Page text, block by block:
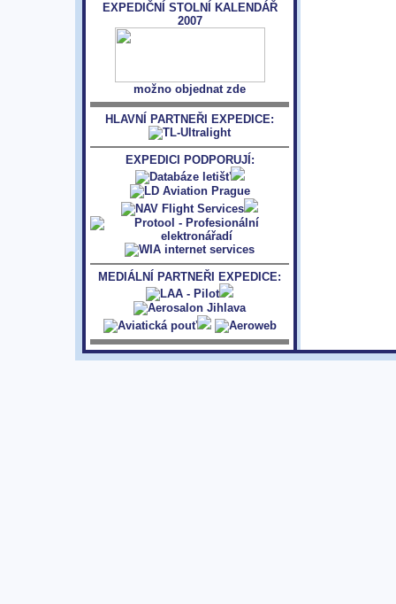
EXPEDIČNÍ STOLNÍ KALENDÁŘ
2007
možno objednat zde
HLAVNÍ PARTNEŘI EXPEDICE:
EXPEDICI PODPORUJÍ:
MEDIÁLNÍ PARTNEŘI EXPEDICE: